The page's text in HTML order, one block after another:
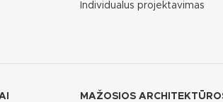
Individualus projektavimas
MAŽOSIOS